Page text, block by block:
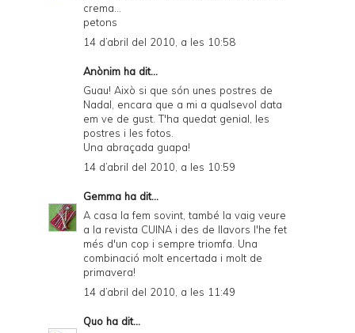
crema...
petons
14 d’abril del 2010, a les 10:58
Anònim ha dit...
Guau! Això si que són unes postres de
Nadal, encara que a mi a qualsevol data
em ve de gust. T'ha quedat genial, les
postres i les fotos.
Una abraçada guapa!
14 d’abril del 2010, a les 10:59
Gemma ha dit...
A casa la fem sovint, també la vaig veure
a la revista CUINA i des de llavors l'he fet
més d'un cop i sempre triomfa. Una
combinació molt encertada i molt de
primavera!
14 d’abril del 2010, a les 11:49
Quo ha dit...